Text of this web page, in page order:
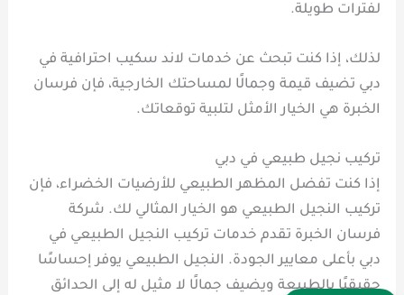
لفترات طويلة.
لذلك، إذا كنت تبحث عن خدمات لاند سكيب احترافية في
دبي تضيف قيمة وجمالًا لمساحتك الخارجية، فإن فرسان
الخبرة هي الخيار الأمثل لتلبية توقعاتك.
تركيب نجيل طبيعي في دبي
إذا كنت تفضل المظهر الطبيعي للأرضيات الخضراء، فإن
تركيب النجيل الطبيعي هو الخيار المثالي لك. شركة
فرسان الخبرة تقدم خدمات تركيب النجيل الطبيعي في
دبي بأعلى معايير الجودة. النجيل الطبيعي يوفر إحساسًا
حقيقيًا بالطبيعة ويضيف جمالًا لا مثيل له إلى الحدائق